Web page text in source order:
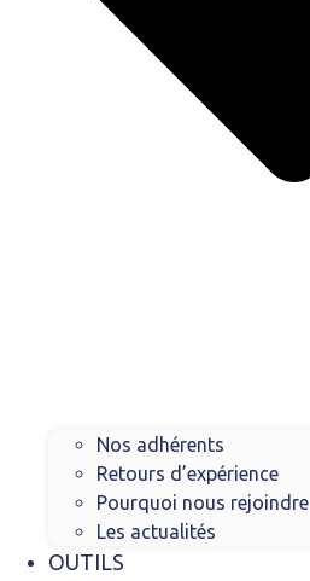
Nos adhérents
Retours d’expérience
Pourquoi nous rejoindre
Les actualités
OUTILS